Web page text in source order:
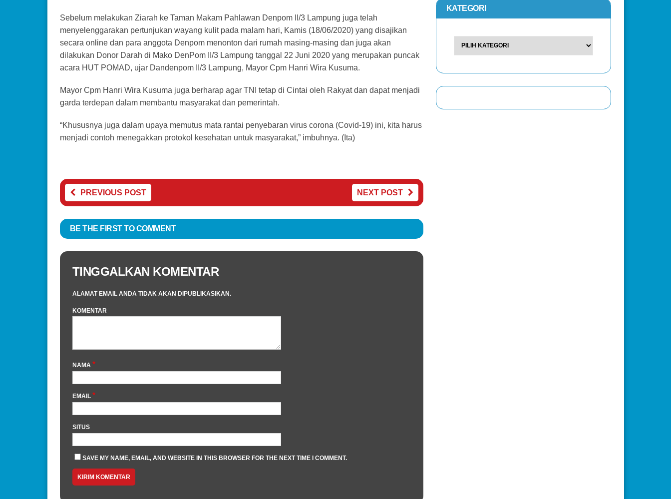
Sebelum melakukan Ziarah ke Taman Makam Pahlawan Denpom II/3 Lampung juga telah
menyelenggarakan pertunjukan wayang kulit pada malam hari, Kamis (18/06/2020) yang disajikan
secara online dan para anggota Denpom menonton dari rumah masing-masing dan juga akan
dilakukan Donor Darah di Mako DenPom II/3 Lampung tanggal 22 Juni 2020 yang merupakan puncak
acara HUT POMAD, ujar Dandenpom II/3 Lampung, Mayor Cpm Hanri Wira Kusuma.
Mayor Cpm Hanri Wira Kusuma juga berharap agar TNI tetap di Cintai oleh Rakyat dan dapat menjadi
garda terdepan dalam membantu masyarakat dan pemerintah.
“Khususnya juga dalam upaya memutus mata rantai penyebaran virus corona (Covid-19) ini, kita harus
menjadi contoh menegakkan protokol kesehatan untuk masyarakat,” imbuhnya. (Ita)
PREVIOUS POST NEXT POST
BE THE FIRST TO COMMENT
TINGGALKAN KOMENTAR
ALAMAT EMAIL ANDA TIDAK AKAN DIPUBLIKASIKAN.
KOMENTAR
NAMA *
EMAIL *
SITUS
SAVE MY NAME, EMAIL, AND WEBSITE IN THIS BROWSER FOR THE NEXT TIME I COMMENT.
KATEGORI